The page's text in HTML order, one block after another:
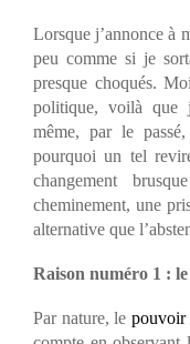
Lorsque j’annonce à
peu comme si je
presque choqués.
politique, voilà que
même, par le
pourquoi un tel
changement
cheminement, une
alternative que
Raison numéro 1 :
Par nature, le pouvoir